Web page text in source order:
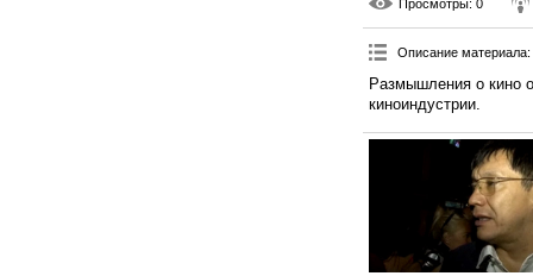
Просмотры: 0
Описание материала:
Размышления о кино
киноиндустрии.